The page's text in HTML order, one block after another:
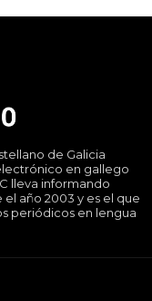
de Galicia
en gallego
lleva informando
año 2003 y es el que
periódicos en lengua